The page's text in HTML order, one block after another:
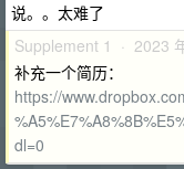
说。。太难了
Supplement 1 · 2023
补充一个简历：
https://
dl=0